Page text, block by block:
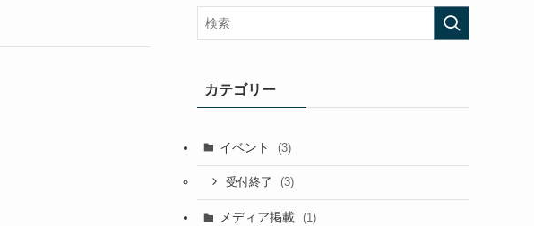
カテゴリー
イベント (3)
受付終了 (3)
メディア掲載 (1)